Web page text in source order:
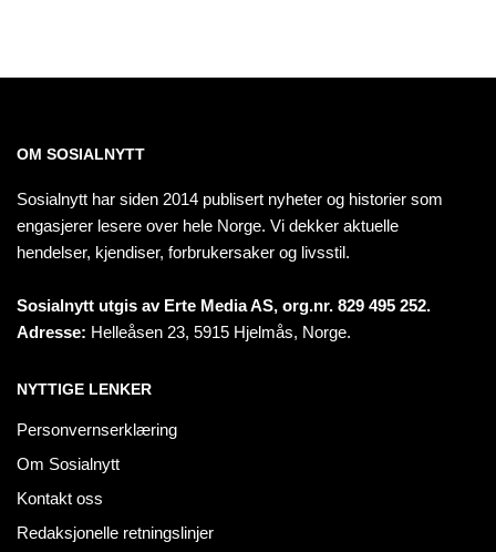
OM SOSIALNYTT
Sosialnytt har siden 2014 publisert nyheter og historier som
engasjerer lesere over hele Norge. Vi dekker aktuelle
hendelser, kjendiser, forbrukersaker og livsstil.
Sosialnytt utgis av Erte Media AS, org.nr. 829 495 252.
Adresse: Helleåsen 23, 5915 Hjelmås, Norge.
NYTTIGE LENKER
Personvernserklæring
Om Sosialnytt
Kontakt oss
Redaksjonelle retningslinjer